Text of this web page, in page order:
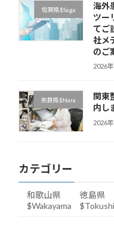
佐賀県$Saga
海外
ツー
てご
社メ
のご
2026
奈良県$Nara
関東
内し
2026
カテゴリー
和歌山県
$Wakayama
徳島県